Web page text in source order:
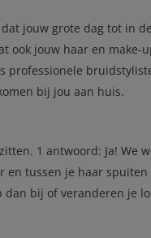
jouw grote dag tot in
ook jouw haar en make-
professionele
bij jou aan huis.
1 antwoord: Ja! We
tussen je haar
bij of veranderen je